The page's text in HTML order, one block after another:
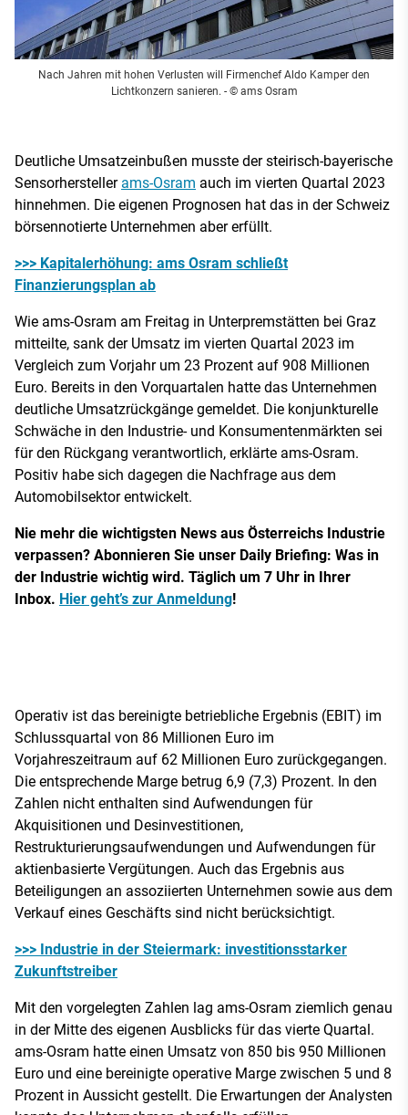
Nach Jahren mit hohen Verlusten will Firmenchef Aldo Kamper den
Lichtkonzern sanieren. - © ams Osram
Deutliche Umsatzeinbußen musste der steirisch-bayerische
Sensorhersteller ams-Osram auch im vierten Quartal 2023
hinnehmen. Die eigenen Prognosen hat das in der Schweiz
börsennotierte Unternehmen aber erfüllt.
>>> Kapitalerhöhung: ams Osram schließt
Finanzierungsplan ab
Wie ams-Osram am Freitag in Unterpremstätten bei Graz
mitteilte, sank der Umsatz im vierten Quartal 2023 im
Vergleich zum Vorjahr um 23 Prozent auf 908 Millionen
Euro. Bereits in den Vorquartalen hatte das Unternehmen
deutliche Umsatzrückgänge gemeldet. Die konjunkturelle
Schwäche in den Industrie- und Konsumentenmärkten sei
für den Rückgang verantwortlich, erklärte ams-Osram.
Positiv habe sich dagegen die Nachfrage aus dem
Automobilsektor entwickelt.
Nie mehr die wichtigsten News aus Österreichs Industrie
verpassen? Abonnieren Sie unser Daily Briefing: Was in
der Industrie wichtig wird. Täglich um 7 Uhr in Ihrer
Inbox. Hier geht’s zur Anmeldung!
Operativ ist das bereinigte betriebliche Ergebnis (EBIT) im
Schlussquartal von 86 Millionen Euro im
Vorjahreszeitraum auf 62 Millionen Euro zurückgegangen.
Die entsprechende Marge betrug 6,9 (7,3) Prozent. In den
Zahlen nicht enthalten sind Aufwendungen für
Akquisitionen und Desinvestitionen,
Restrukturierungsaufwendungen und Aufwendungen für
aktienbasierte Vergütungen. Auch das Ergebnis aus
Beteiligungen an assoziierten Unternehmen sowie aus dem
Verkauf eines Geschäfts sind nicht berücksichtigt.
>>> Industrie in der Steiermark: investitionsstarker
Zukunftstreiber
Mit den vorgelegten Zahlen lag ams-Osram ziemlich genau
in der Mitte des eigenen Ausblicks für das vierte Quartal.
ams-Osram hatte einen Umsatz von 850 bis 950 Millionen
Euro und eine bereinigte operative Marge zwischen 5 und 8
Prozent in Aussicht gestellt. Die Erwartungen der Analysten